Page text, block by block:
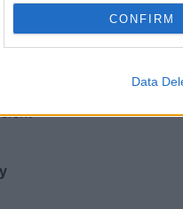
CONFIRM
Data